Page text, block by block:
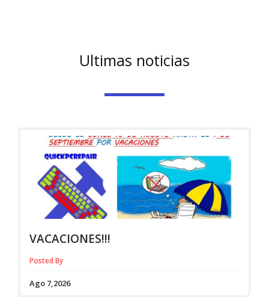
Ultimas noticias
VACACIONES!!!
Posted By
Ago 7,2026